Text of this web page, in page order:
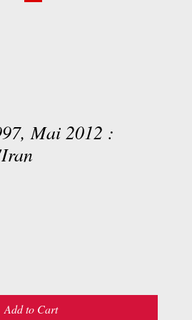
Mai 2012 :
Add to Cart